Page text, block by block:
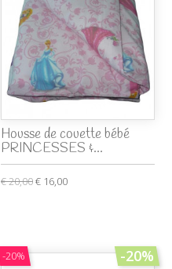
Housse de couette bébé
PRINCESSES &...
€ 20,00€ 16,00
-20% -20%